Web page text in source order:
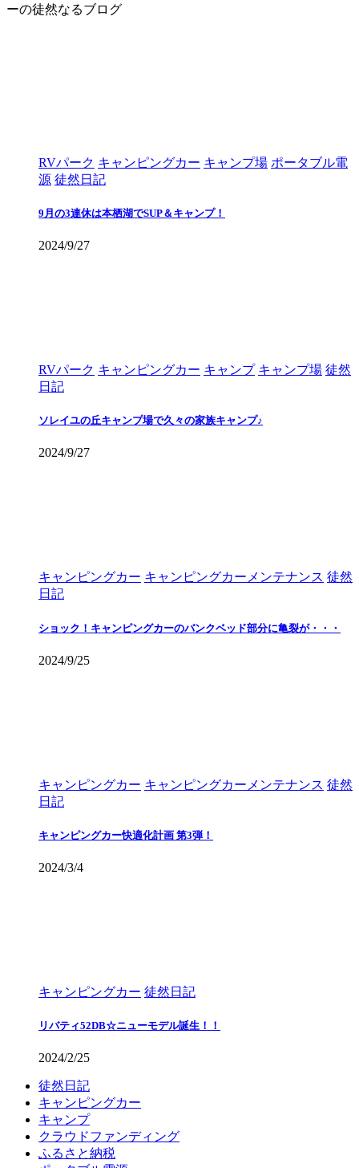
ーの徒然なるブログ
RVパーク キャンピングカー キャンプ場 ポータブル電
源 徒然日記
9月の3連休は本栖湖でSUP＆キャンプ！
2024/9/27
RVパーク キャンピングカー キャンプ キャンプ場 徒然
日記
ソレイユの丘キャンプ場で久々の家族キャンプ♪
2024/9/27
キャンピングカー キャンピングカーメンテナンス 徒然
日記
ショック！キャンピングカーのバンクベッド部分に亀裂が・・・
2024/9/25
キャンピングカー キャンピングカーメンテナンス 徒然
日記
キャンピングカー快適化計画 第3弾！
2024/3/4
キャンピングカー 徒然日記
リバティ52DB☆ニューモデル誕生！！
2024/2/25
徒然日記
キャンピングカー
キャンプ
クラウドファンディング
ふるさと納税